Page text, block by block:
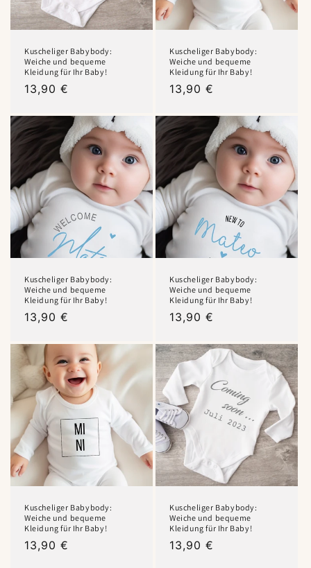
Kuscheliger Babybody:
Weiche und bequeme
Kleidung für Ihr Baby!
Normaler
13,90 €
Kuscheliger Babybody:
Weiche und bequeme
Kleidung für Ihr Baby!
Normaler
13,90 €
Kuscheliger Babybody:
Weiche und bequeme
Kleidung für Ihr Baby!
Normaler
13,90 €
Kuscheliger Babybody:
Weiche und bequeme
Kleidung für Ihr Baby!
Normaler
13,90 €
Kuscheliger Babybody:
Weiche und bequeme
Kleidung für Ihr Baby!
Normaler
13,90 €
Kuscheliger Babybody:
Weiche und bequeme
Kleidung für Ihr Baby!
Normaler
13,90 €